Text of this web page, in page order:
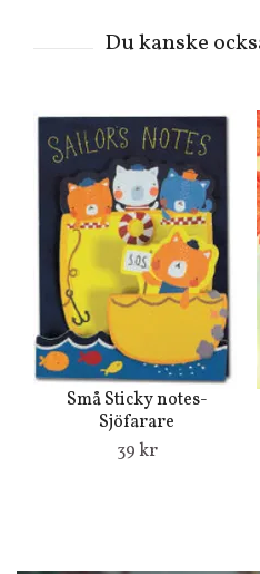
Små Sticky notes-
Sjöfarare
39 kr